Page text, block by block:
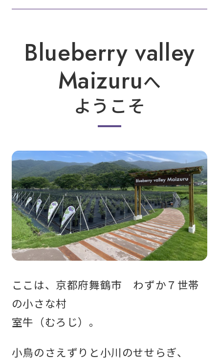
Blueberry valley
Maizuruへ
ようこそ
ここは、京都府舞鶴市 わずか７世帯
の小さな村
室牛（むろじ）。
小鳥のさえずりと小川のせせらぎ、